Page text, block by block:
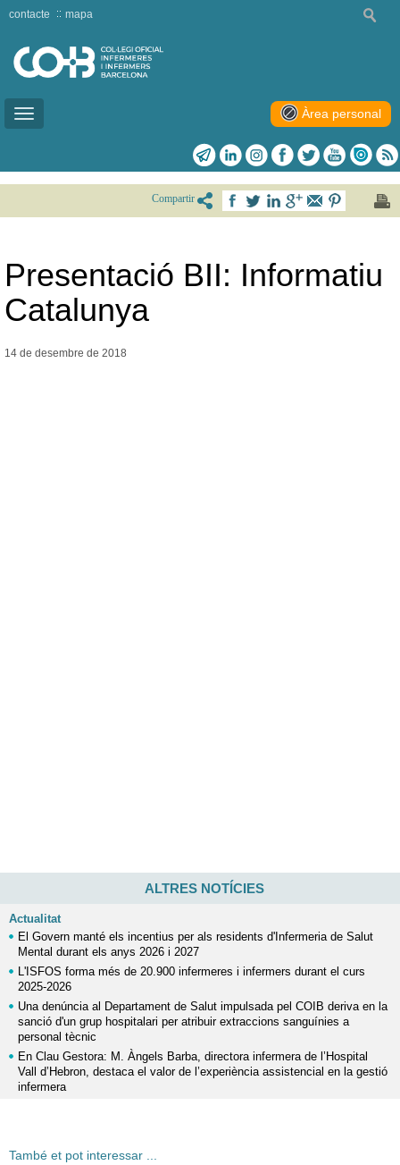
Toggle
contacte mapa
Àrea personal
Compartir
Presentació BII: Informatiu
Catalunya
14 de desembre de 2018
ALTRES NOTÍCIES
Actualitat
El Govern manté els incentius per als residents d'Infermeria de Salut
Mental durant els anys 2026 i 2027
L'ISFOS forma més de 20.900 infermeres i infermers durant el curs
2025-2026
Una denúncia al Departament de Salut impulsada pel COIB deriva en la
sanció d'un grup hospitalari per atribuir extraccions sanguínies a
personal tècnic
En Clau Gestora: M. Àngels Barba, directora infermera de l’Hospital
Vall d’Hebron, destaca el valor de l’experiència assistencial en la gestió
infermera
També et pot interessar ...